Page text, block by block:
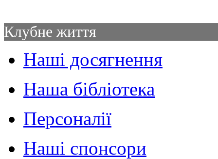
Клубне життя
Наші досягнення
Наша бібліотека
Персоналії
Наші спонсори